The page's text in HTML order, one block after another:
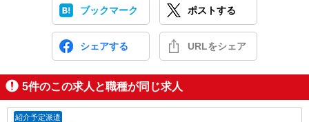
ブックマーク ポストする
シェアする URLをシェア
5件のこの求人と職種が同じ求人
紹介予定派遣